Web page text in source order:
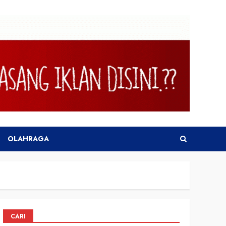
OLAHRAGA
CARI